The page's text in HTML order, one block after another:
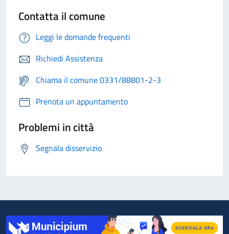
Contatta il comune
Leggi le domande frequenti
Richiedi Assistenza
Chiama il comune 0331/88801-2-3
Prenota un appuntamento
Problemi in città
Segnala disservizio